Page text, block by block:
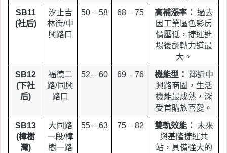
SB11
(社后)
汐止吉
林街/中
興路口
50 – 58 68 – 75 高補漲率： 過去
因工業區色彩房
價壓低，捷運進
場後翻轉力道最
大。
SB12
(下社
后)
福德二
路/同興
路口
52 – 60 69 – 76 機能型： 鄰近中
興路商圈，生活
機能最成熟，深
受首購族喜愛。
SB13
(樟樹
灣)
大同路
一段/樟
樹一路
55 – 63 75 – 82 雙軌效能：
未來
與基隆捷運共
站，具備強大的